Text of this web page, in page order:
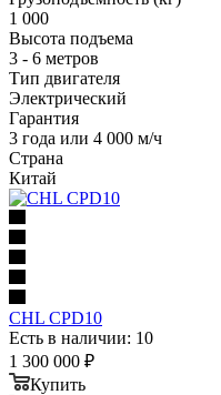
1 000
Высота подъема
3 - 6 метров
Тип двигателя
Электрический
Гарантия
3 года или 4 000 м/ч
Страна
Китай
CHL CPD10
Есть в наличии: 10
1 300 000 ₽
Купить